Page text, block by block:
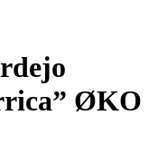
ØKO